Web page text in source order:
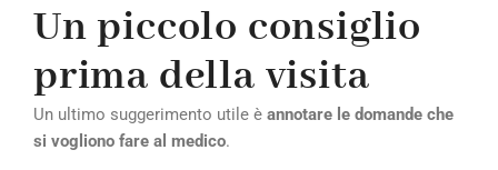
Un piccolo consiglio
prima della visita
Un ultimo suggerimento utile è annotare le domande che
si vogliono fare al medico.